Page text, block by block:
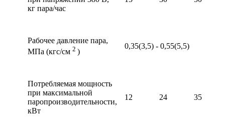
кг пара/час
Рабочее давление пара,
МПа (кгс/см 2 )
0,35(3,5) - 0,55(5,5)
Потребляемая мощность
при максимальной
паропроизводительности,
кВт
12 24 35